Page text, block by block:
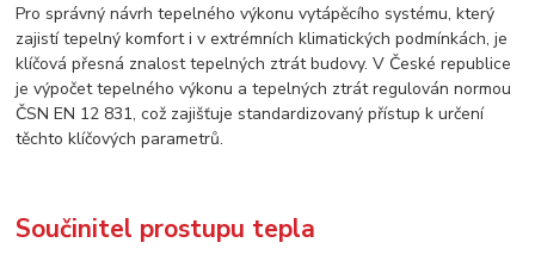
Pro správný návrh tepelného výkonu vytápěcího systému, který
zajistí tepelný komfort i v extrémních klimatických podmínkách, je
klíčová přesná znalost tepelných ztrát budovy. V České republice
je výpočet tepelného výkonu a tepelných ztrát regulován normou
ČSN EN 12 831, což zajišťuje standardizovaný přístup k určení
těchto klíčových parametrů.
Součinitel prostupu tepla